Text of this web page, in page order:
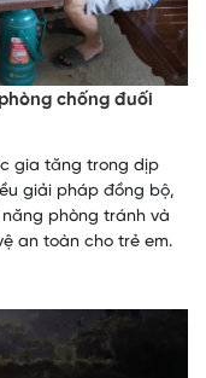
chống đuối
gia tăng trong dịp
giải pháp đồng bộ,
phòng tránh và
an toàn cho trẻ em.